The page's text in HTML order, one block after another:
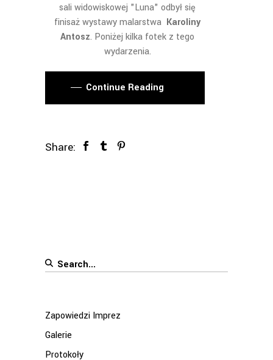
sali widowiskowej "Luna" odbył się
finisaż wystawy malarstwa Karoliny
Antosz. Poniżej kilka fotek z tego
wydarzenia.
Continue Reading
Share:
Search
Zapowiedzi Imprez
Galerie
Protokoły